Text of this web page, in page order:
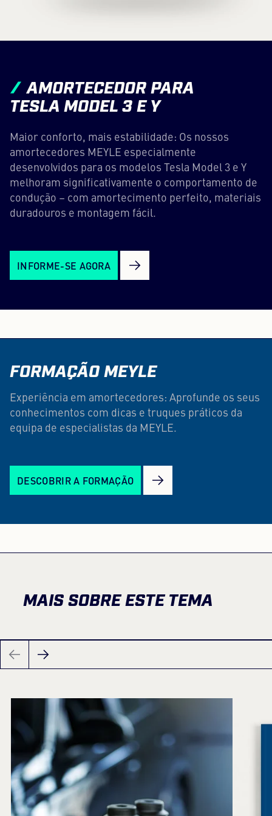
AMORTECEDOR PARA
TESLA MODEL 3 E Y
Maior conforto, mais estabilidade: Os nossos
amortecedores MEYLE especialmente
desenvolvidos para os modelos Tesla Model 3 e Y
melhoram significativamente o comportamento de
condução – com amortecimento perfeito, materiais
duradouros e montagem fácil.
INFORME-SE AGORA
FORMAÇÃO MEYLE
Experiência em amortecedores: Aprofunde os seus
conhecimentos com dicas e truques práticos da
equipa de especialistas da MEYLE.
DESCOBRIR A FORMAÇÃO
MAIS SOBRE ESTE TEMA